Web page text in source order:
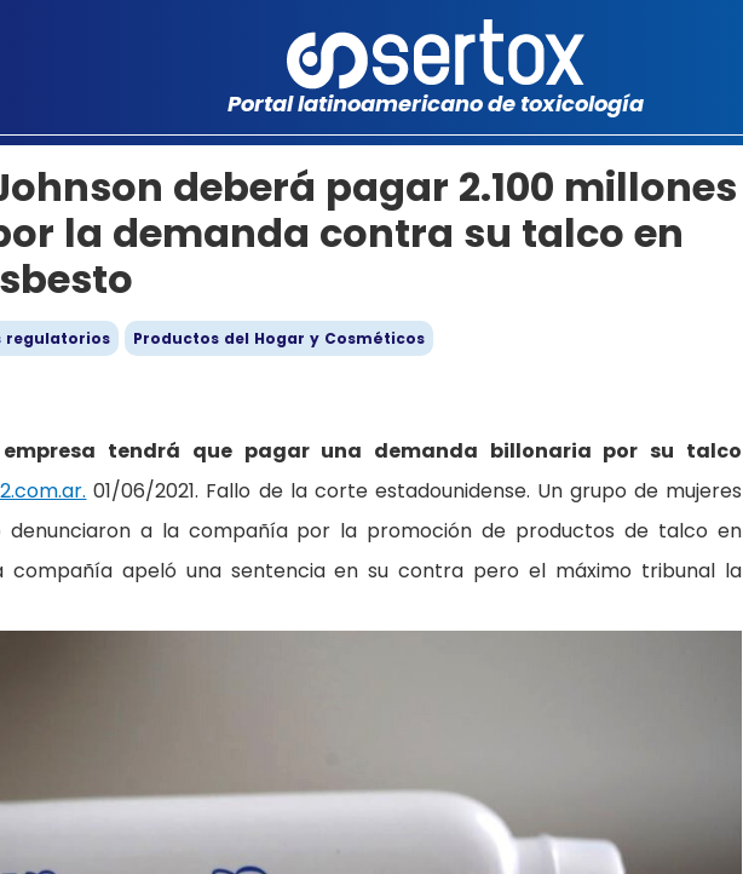
Portal latinoamericano de toxicología
deberá pagar 2.100 millones
la demanda contra su talco en
regulatorios Productos del Hogar y Cosméticos
empresa tendrá que pagar una demanda billonaria por su talco
01/06/2021. Fallo de la corte estadounidense. Un grupo de mujeres
a la compañía por la promoción de productos de talco en
compañía apeló una sentencia en su contra pero el máximo tribunal la